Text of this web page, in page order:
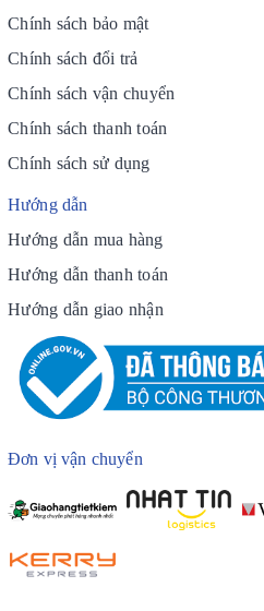
Chính sách bảo mật
Chính sách đổi trả
Chính sách vận chuyển
Chính sách thanh toán
Chính sách sử dụng
Hướng dẫn
Hướng dẫn mua hàng
Hướng dẫn thanh toán
Hướng dẫn giao nhận
Đơn vị vận chuyển